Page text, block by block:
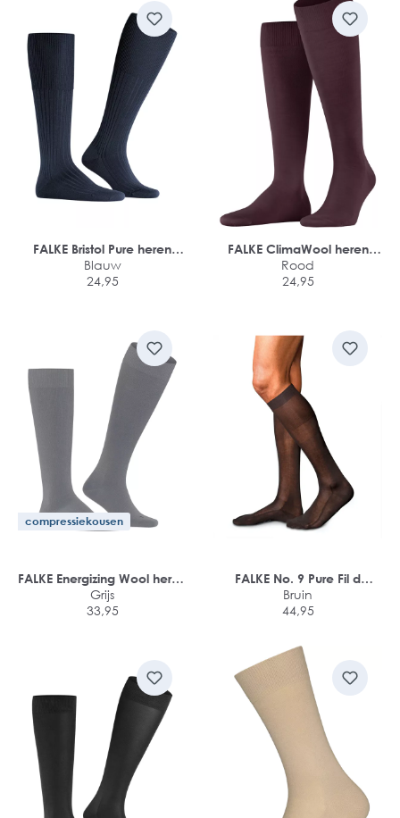
FALKE Bristol Pure heren
kniekousen
Blauw
24,95
FALKE ClimaWool heren
kniekousen
Rood
24,95
compressiekousen
FALKE Energizing Wool heren
kniekousen
Grijs
33,95
FALKE No. 9 Pure Fil d
Ecosse heren kniekousen
Bruin
44,95